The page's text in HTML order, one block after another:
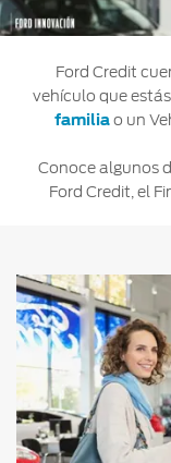
Ford
Garage
Kits de
Ford
Credit
Tu Ford
D-
Tect
Partes
Cita de
Llamado
Garantía
en
Partes
Soporte
Técnico
Ford Credit
vehículo que
familiao un
Conoce algunos
Ford Credit, el